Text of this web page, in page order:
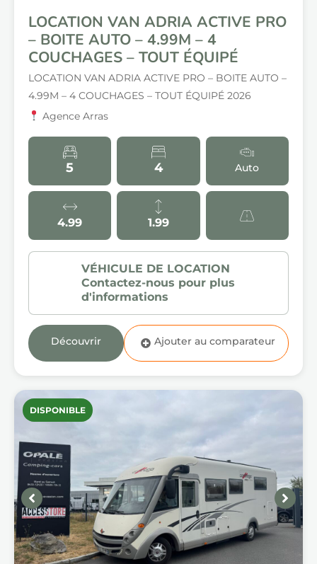
LOCATION VAN ADRIA ACTIVE PRO
– BOITE AUTO – 4.99M – 4
COUCHAGES – TOUT ÉQUIPÉ
LOCATION VAN ADRIA ACTIVE PRO – BOITE AUTO –
4.99M – 4 COUCHAGES – TOUT ÉQUIPÉ 2026
Agence Arras
5 4 Auto
4.99 1.99
Découvrir
DISPONIBLE